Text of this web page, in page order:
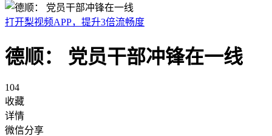
打开梨视频APP，提升3倍流畅度
德顺： 党员干部冲锋在一线
104
收藏
详情
微信分享